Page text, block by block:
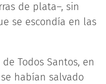
de plata–, sin
se escondía en las
Todos Santos, en
habían salvado